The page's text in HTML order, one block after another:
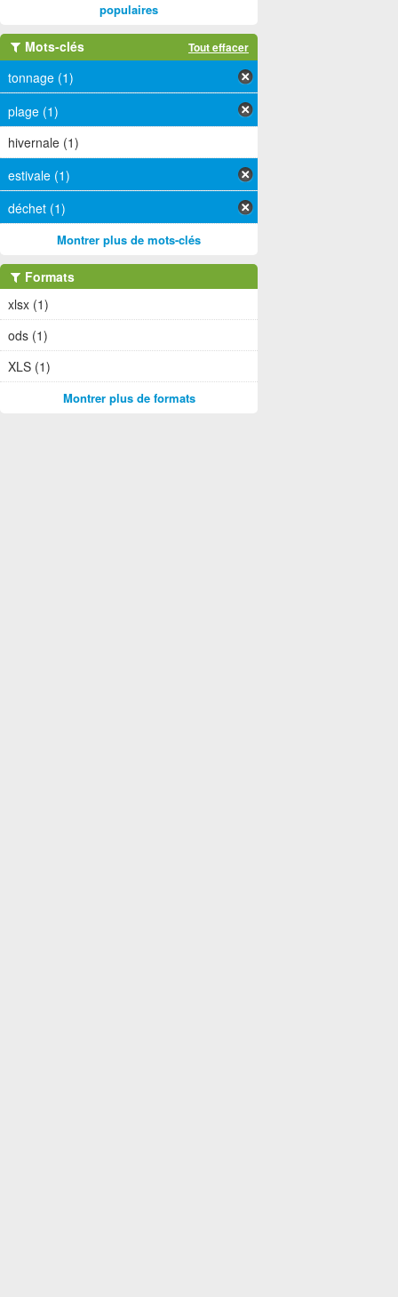
populaires
Mots-clés Tout effacer
tonnage (1)
plage (1)
hivernale (1)
estivale (1)
déchet (1)
Montrer plus de mots-clés
Formats
xlsx (1)
ods (1)
XLS (1)
Montrer plus de formats